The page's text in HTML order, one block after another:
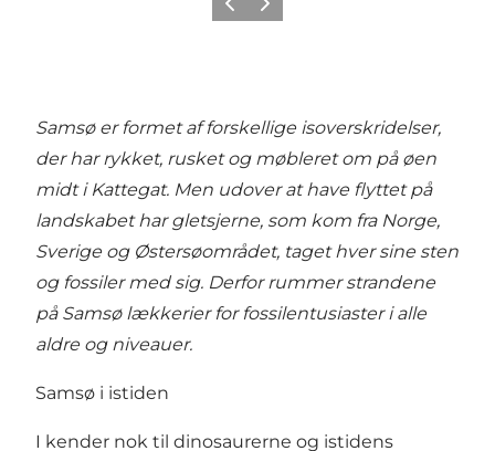
PrécédentSuivant
Samsø er formet af forskellige isoverskridelser,
der har rykket, rusket og møbleret om på øen
midt i Kattegat. Men udover at have flyttet på
landskabet har gletsjerne, som kom fra Norge,
Sverige og Østersøområdet, taget hver sine sten
og fossiler med sig. Derfor rummer strandene
på Samsø lækkerier for fossilentusiaster i alle
aldre og niveauer.
Samsø i istiden
I kender nok til dinosaurerne og istidens